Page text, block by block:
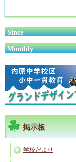
Since
Monthly
掲示板
学校だより